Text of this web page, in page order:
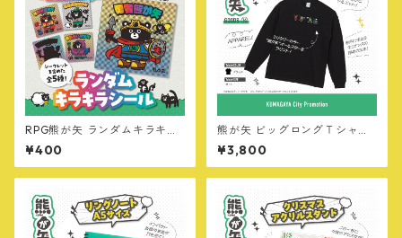
RPG熊が矢 ランダムキラキラ
シール
¥400
熊が矢 ビッグロングＴシャツ
【オールスター・MILITARY v
er】
¥3,800